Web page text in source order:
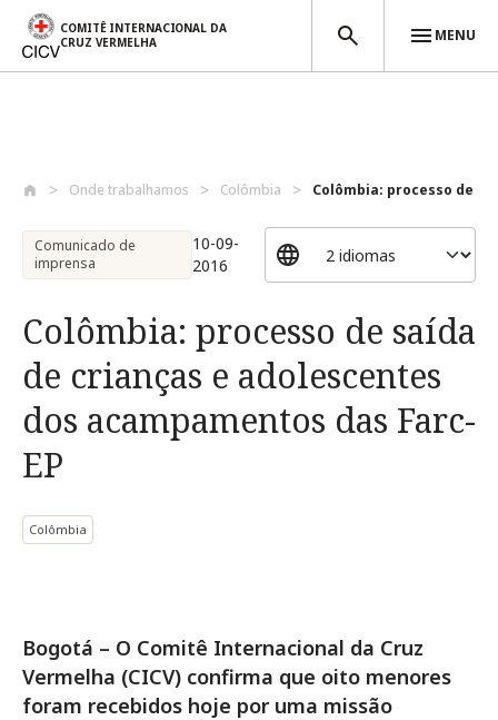
COMITÊ INTERNACIONAL DA
CRUZ VERMELHA
MENU
Onde trabalhamos Colômbia Colômbia: processo de
Comunicado de
imprensa
10-09-
2016
Colômbia: processo de saída
de crianças e adolescentes
dos acampamentos das Farc-
EP
Colômbia
Bogotá – O Comitê Internacional da Cruz
Vermelha (CICV) confirma que oito menores
foram recebidos hoje por uma missão